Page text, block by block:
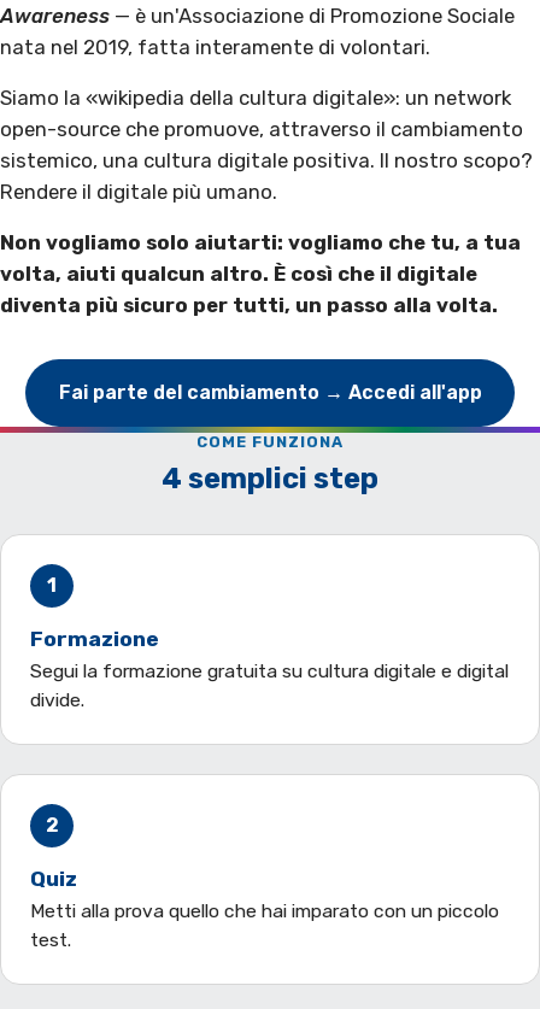
Awareness — è un'Associazione di Promozione Sociale
nata nel 2019, fatta interamente di volontari.
Siamo la «wikipedia della cultura digitale»: un network
open-source che promuove, attraverso il cambiamento
sistemico, una cultura digitale positiva. Il nostro scopo?
Rendere il digitale più umano.
Non vogliamo solo aiutarti: vogliamo che tu, a tua
volta, aiuti qualcun altro. È così che il digitale
diventa più sicuro per tutti, un passo alla volta.
Fai parte del cambiamento → Accedi all'app
COME FUNZIONA
4 semplici step
1
Formazione
Segui la formazione gratuita su cultura digitale e digital
divide.
2
Quiz
Metti alla prova quello che hai imparato con un piccolo
test.